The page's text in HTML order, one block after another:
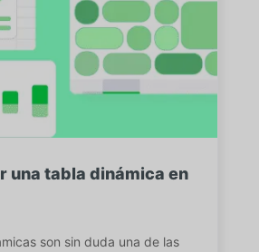
una tabla dinámica en
son sin duda una de las